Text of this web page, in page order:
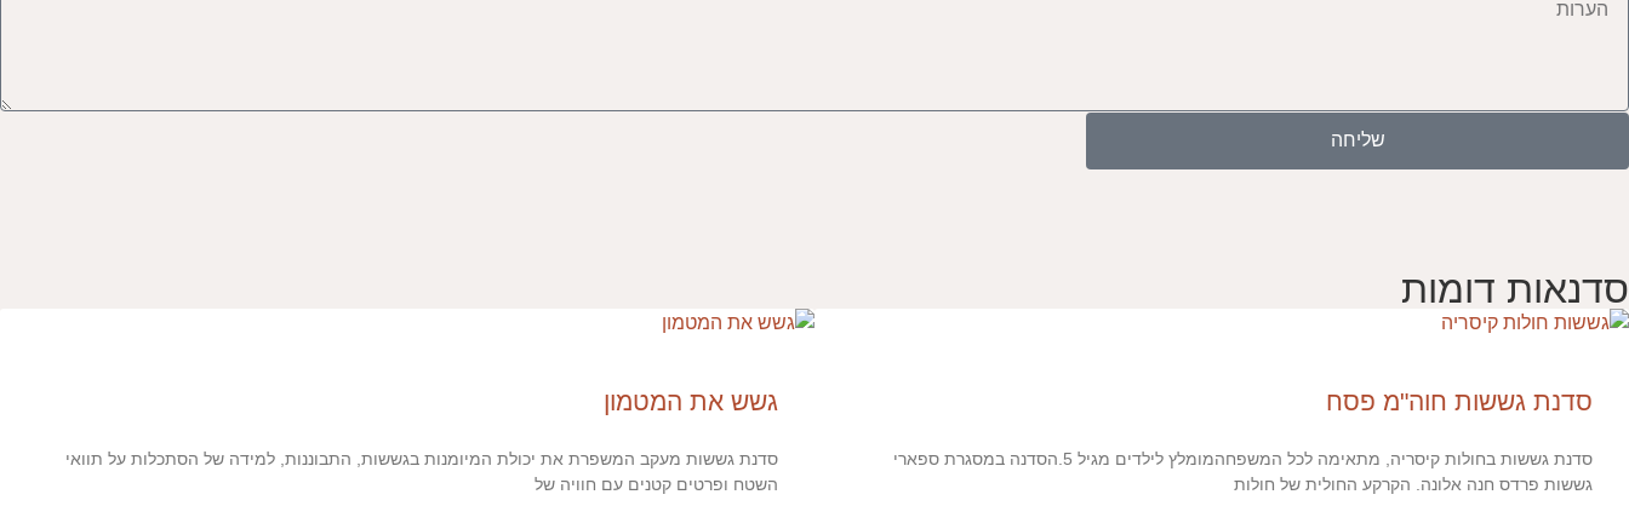
שליחה
סדנאות דומות
סדנת גששות חוה"מ פסח
סדנת גששות בחולות קיסריה, מתאימה לכל המשפחהמומלץ לילדים מגיל 5.הסדנה במסגרת ספארי
גששות פרדס חנה אלונה. הקרקע החולית של חולות
גשש את המטמון
סדנת גששות מעקב המשפרת את יכולת המיומנות בגששות, התבוננות, למידה של הסתכלות על תוואי
השטח ופרטים קטנים עם חוויה של